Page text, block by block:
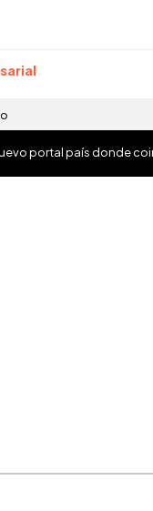
portal país donde